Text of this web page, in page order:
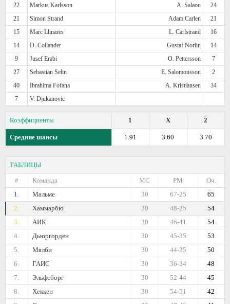
22
Markus Karlsson A. Salaou
24
21
Simon Strand Adam Carlen
21
15
Marc Llinares L. Carlstrand
16
14
D. Collander Gustaf Norlin
14
9
Jusef Erabi O. Pettersson
7
27
Sebastian Selin E. Salomonsson
2
40
Ibrahima Fofana A. Kristiansen
34
7
V. Djukanovic
Коэффициенты 2
X
1
Средние шансы 3.70
3.60
1.91
ТАБЛИЦЫ
#
Команда Оч.
РМ
МС
1.
Мальме 65
67-25
30
2.
Хаммарбю 54
48-25
30
3.
АИК 54
46-41
30
4.
Дьюргорден 53
45-35
30
5.
Мялби 50
44-35
30
6.
ГАИС 48
36-34
30
7.
Эльфсборг 45
52-44
30
8.
Хеккен 42
54-51
30